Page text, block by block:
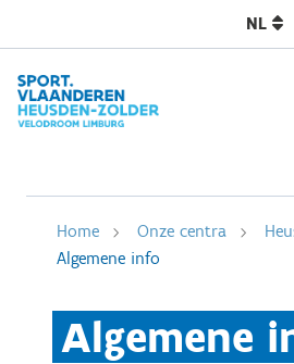
NL
Home Onze centra
Algemene info
Algemene